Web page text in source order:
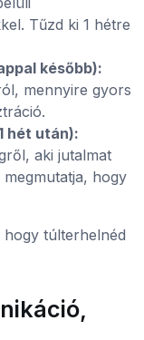
Tűzd ki 1 hétre
később):
mennyire gyors
hét után):
aki jutalmat
hogy
túlterhelnéd